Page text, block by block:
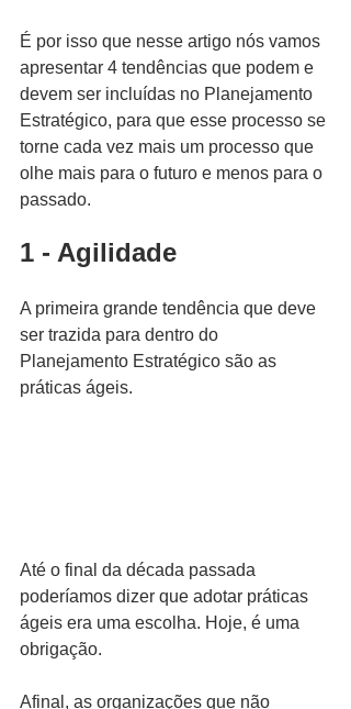
É por isso que nesse artigo nós vamos
apresentar 4 tendências que podem e
devem ser incluídas no Planejamento
Estratégico, para que esse processo se
torne cada vez mais um processo que
olhe mais para o futuro e menos para o
passado.
1 - Agilidade
A primeira grande tendência que deve
ser trazida para dentro do
Planejamento Estratégico são as
práticas ágeis.
Até o final da década passada
poderíamos dizer que adotar práticas
ágeis era uma escolha. Hoje, é uma
obrigação.
Afinal, as organizações que não